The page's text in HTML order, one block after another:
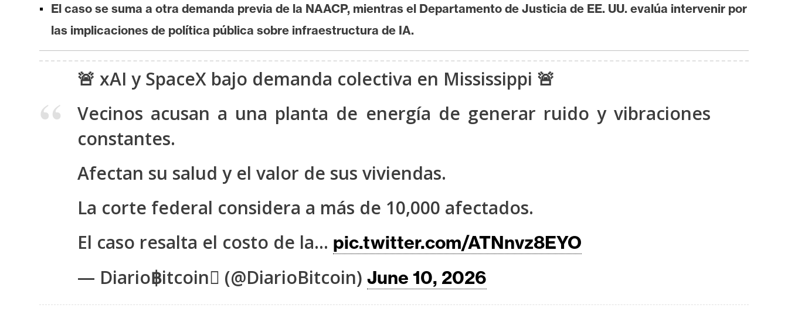
s
d
r
El caso se suma a otra demanda previa de la NAACP, mientras el Departamento de Justicia de EE. UU. evalúa intervenir por
las implicaciones de política pública sobre infraestructura de IA.
🚨 xAI y SpaceX bajo demanda colectiva en Mississippi 🚨
Vecinos acusan a una planta de energía de generar ruido y vibraciones
constantes.
Afectan su salud y el valor de sus viviendas.
La corte federal considera a más de 10,000 afectados.
El caso resalta el costo de la… pic.twitter.com/ATNnvz8EYO
— Diario฿itcoin (@DiarioBitcoin) June 10, 2026